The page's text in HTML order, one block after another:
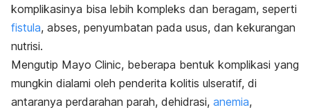
komplikasinya bisa lebih kompleks dan beragam, seperti
fistula, abses, penyumbatan pada usus, dan kekurangan
nutrisi.
Mengutip Mayo Clinic, beberapa bentuk komplikasi yang
mungkin dialami oleh penderita kolitis ulseratif, di
antaranya perdarahan parah, dehidrasi, anemia,